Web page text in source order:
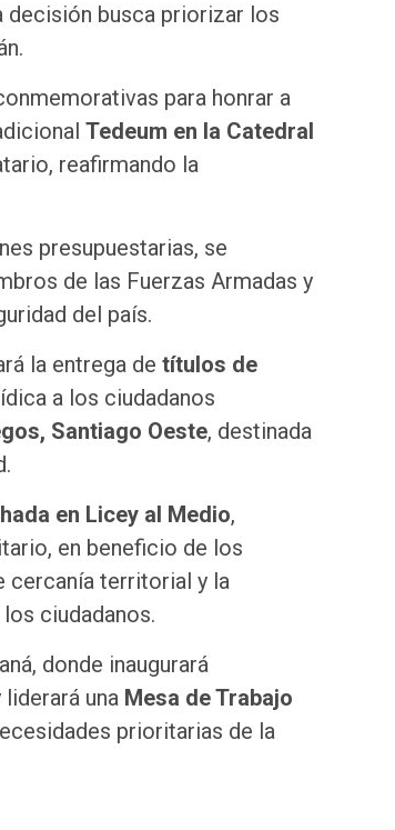
decisión busca priorizar los
para honrar a
Tedeum en la Catedral
reafirmando la
presupuestarias, se
de las Fuerzas Armadas y
del país.
la entrega de títulos de
a los ciudadanos
Santiago Oeste, destinada
en Licey al Medio,
en beneficio de los
cercanía territorial y la
ciudadanos.
donde inaugurará
una Mesa de Trabajo
prioritarias de la